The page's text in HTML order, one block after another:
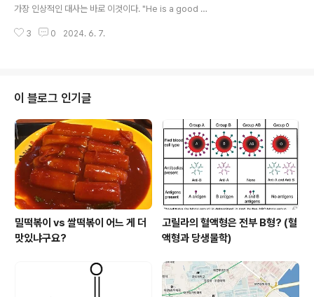
용, 강다솜, 서미란, 김태술 4명입니다. 어쩌면 여러분이 아
는 이름이 있을 수 있고, 아마 그 사람이 맞을 가능성이 높
습니다. 이제는 "유퀴즈에 출연하신"으로 모든 게 설명되는
가장 인상적인 대사는 바로 이것이다. "He is a good ma
해석 가능한 이 대사는 영화의 맨 마지막에 나온다. 주인공
다. 그는 직관적으로 그 용의자가 범인이라고 믿었고, 증거
가 없다고 그를 풀어준 경찰을 불신했다. 영화는 자녀를 유
괴당한 부모의 끔찍함과 그가 행하는 끔찍한 고문을 대비
시킨다. 그의 아내는 그렇게 끔찍한 고문을 행한 남편이 착
한 사람이라는 것이다. 왜냐고? 그는 딸을 사랑했으며 이
일은 유괴된..
3 0 2024. 6. 7.
이 블로그 인기글
밀떡볶이 vs 쌀떡볶이 어느 게 더
맛있냐구요?
고릴라의 혈액형은 전부 B형? (혈
액형과 당생물학)